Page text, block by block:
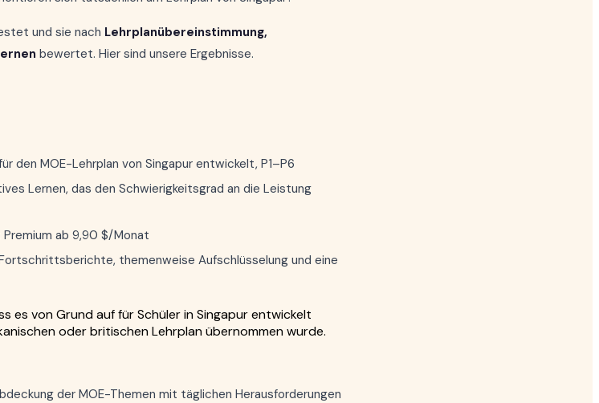
und sie nach Lehrplanübereinstimmung,
bewertet. Hier sind unsere Ergebnisse.
den MOE-Lehrplan von Singapur entwickelt, P1–P6
Lernen, das den Schwierigkeitsgrad an die Leistung
ab 9,90 $/Monat
themenweise Aufschlüsselung und eine
es von Grund auf für Schüler in Singapur entwickelt
oder britischen Lehrplan übernommen wurde.
der MOE-Themen mit täglichen Herausforderungen